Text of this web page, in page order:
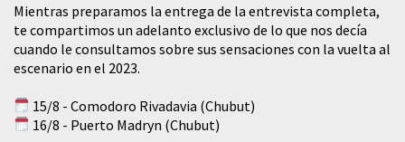
Mientras preparamos la entrega de la entrevista completa,
te compartimos un adelanto exclusivo de lo que nos decía
cuando le consultamos sobre sus sensaciones con la vuelta al
escenario en el 2023.
15/8 - Comodoro Rivadavia (Chubut)
16/8 - Puerto Madryn (Chubut)